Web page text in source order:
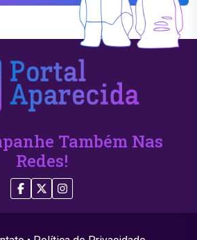
Também Nas
Redes!